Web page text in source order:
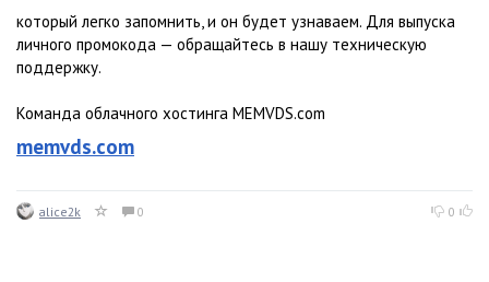
который легко запомнить, и он будет узнаваем. Для выпуска
личного промокода — обращайтесь в нашу техническую
поддержку.
Команда облачного хостинга MEMVDS.com
memvds.com
alice2k 0 0